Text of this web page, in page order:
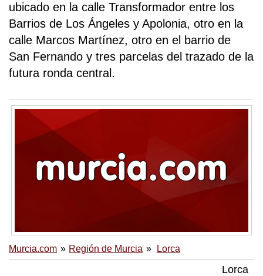
ubicado en la calle Transformador entre los
Barrios de Los Ángeles y Apolonia, otro en la
calle Marcos Martínez, otro en el barrio de
San Fernando y tres parcelas del trazado de la
futura ronda central.
Murcia.com Región de Murcia Lorca
Lorca